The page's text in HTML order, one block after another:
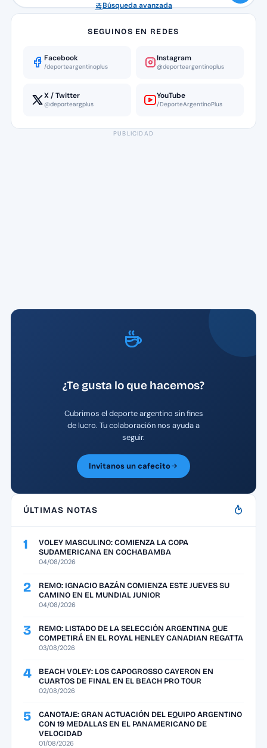
Búsqueda avanzada
SEGUINOS EN REDES
Facebook
/deporteargentinoplus
Instagram
@deporteargentinoplus
X / Twitter
@deporteargplus
YouTube
/DeporteArgentinoPlus
PUBLICIDAD
¿Te gusta lo que hacemos?
Cubrimos el deporte argentino sin fines
de lucro. Tu colaboración nos ayuda a
seguir.
Invitanos un cafecito
ÚLTIMAS NOTAS
1
VOLEY MASCULINO: COMIENZA LA COPA
SUDAMERICANA EN COCHABAMBA
04/08/2026
2
REMO: IGNACIO BAZÁN COMIENZA ESTE JUEVES SU
CAMINO EN EL MUNDIAL JUNIOR
04/08/2026
3
REMO: LISTADO DE LA SELECCIÓN ARGENTINA QUE
COMPETIRÁ EN EL ROYAL HENLEY CANADIAN REGATTA
03/08/2026
4
BEACH VOLEY: LOS CAPOGROSSO CAYERON EN
CUARTOS DE FINAL EN EL BEACH PRO TOUR
02/08/2026
5
CANOTAJE: GRAN ACTUACIÓN DEL EQUIPO ARGENTINO
CON 19 MEDALLAS EN EL PANAMERICANO DE
VELOCIDAD
01/08/2026